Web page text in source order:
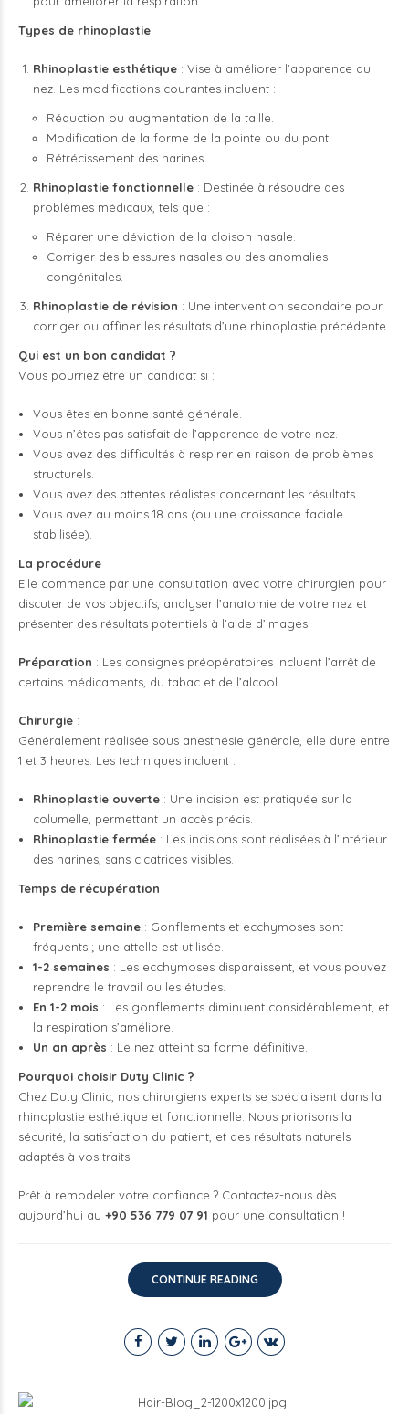
Types de rhinoplastie
Rhinoplastie esthétique: Vise à améliorer l’apparence du
nez. Les modifications courantes incluent :
Réduction ou augmentation de la taille.
Modification de la forme de la pointe ou du pont.
Rétrécissement des narines.
Rhinoplastie fonctionnelle: Destinée à résoudre des
problèmes médicaux, tels que :
Réparer une déviation de la cloison nasale.
Corriger des blessures nasales ou des anomalies
congénitales.
Rhinoplastie de révision : Une intervention secondaire pour
corriger ou affiner les résultats d’une rhinoplastie précédente.
Qui est un bon candidat ?
Vous pourriez être un candidat si :
Vous êtes en bonne santé générale.
Vous n’êtes pas satisfait de l’apparence de votre nez.
Vous avez des difficultés à respirer en raison de problèmes
structurels.
Vous avez des attentes réalistes concernant les résultats.
Vous avez au moins 18 ans (ou une croissance faciale
stabilisée).
La procédure
Elle commence par une consultation avec votre chirurgien pour
discuter de vos objectifs, analyser l’anatomie de votre nez et
présenter des résultats potentiels à l’aide d’images.
Préparation : Les consignes préopératoires incluent l’arrêt de
certains médicaments, du tabac et de l’alcool.
Chirurgie :
Généralement réalisée sous anesthésie générale, elle dure entre
1 et 3 heures. Les techniques incluent :
Rhinoplastie ouverte: Une incision est pratiquée sur la
columelle, permettant un accès précis.
Rhinoplastie fermée: Les incisions sont réalisées à l’intérieur
des narines, sans cicatrices visibles.
Temps de récupération
Première semaine: Gonflements et ecchymoses sont
fréquents ; une attelle est utilisée.
1-2 semaines : Les ecchymoses disparaissent, et vous pouvez
reprendre le travail ou les études.
En 1-2 mois : Les gonflements diminuent considérablement, et
la respiration s’améliore.
Un an après : Le nez atteint sa forme définitive.
Pourquoi choisir Duty Clinic ?
Chez Duty Clinic, nos chirurgiens experts se spécialisent dans la
rhinoplastie esthétique et fonctionnelle. Nous priorisons la
sécurité, la satisfaction du patient, et des résultats naturels
adaptés à vos traits.
Prêt à remodeler votre confiance ? Contactez-nous dès
aujourd’hui au +90 536 779 07 91 pour une consultation !
CONTINUE READING